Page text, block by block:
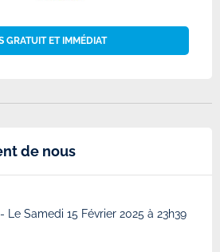
GRATUIT ET IMMÉDIAT
de nous
Le Samedi 15 Février 2025 à 23h39